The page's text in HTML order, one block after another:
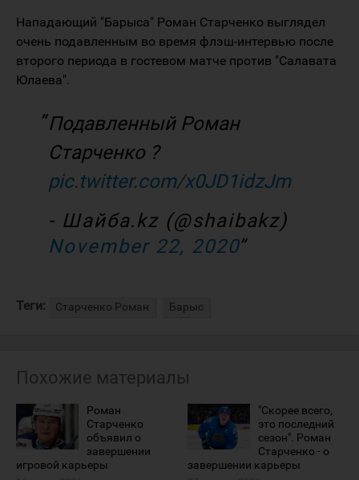
Нападающий "Барыса" Роман Старченко выглядел
очень подавленным во время флэш-интервью после
второго периода в гостевом матче против "Салавата
Юлаева".
Подавленный Роман
Старченко ?
pic.twitter.com/x0JD1idzJm
- Шайба.kz (@shaibakz)
November 22, 2020
Теги: Старченко Роман Барыс
Похожие материалы
Роман
Старченко
объявил о
завершении
игровой карьеры
"Скорее всего,
это последний
сезон". Роман
Старченко - о
завершении карьеры